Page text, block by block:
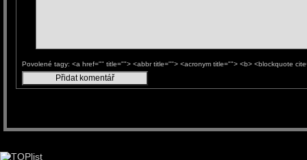
Povolené tagy: <a href="" title=""> <abbr title=""> <acronym title=""> <b> <blockquote